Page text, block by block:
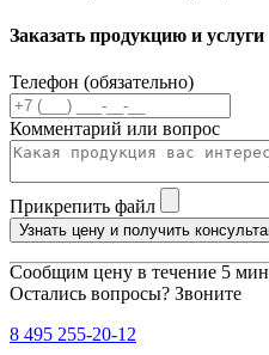
Заказать продукцию и услуги
Телефон (обязательно)
Комментарий или вопрос
Прикрепить файл
Узнать цену и получить
Сообщим цену в течение 5
Остались вопросы? Звоните
8 495 255-20-12